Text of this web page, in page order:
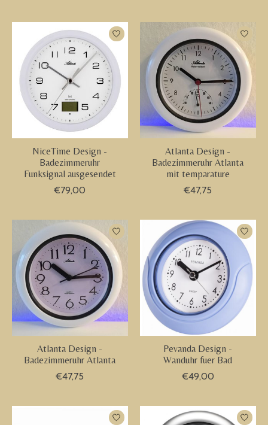
NiceTime Design -
Badezimmeruhr
Funksignal ausgesendet
€79,00
Atlanta Design -
Badezimmeruhr Atlanta
mit temparature
€47,75
Atlanta Design -
Badezimmeruhr Atlanta
€47,75
Pevanda Design -
Wanduhr fuer Bad
€49,00